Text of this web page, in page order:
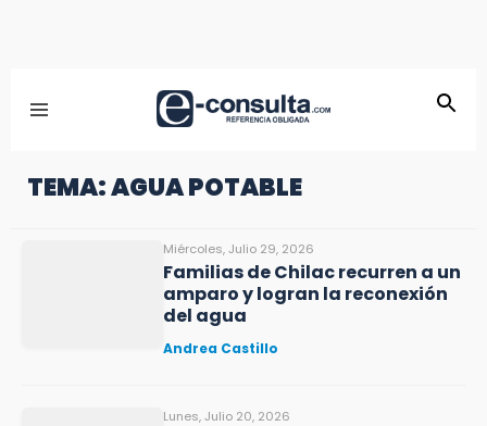
TEMA: AGUA POTABLE
Miércoles, Julio 29, 2026
Familias de Chilac recurren a un
amparo y logran la reconexión
del agua
Andrea Castillo
Lunes, Julio 20, 2026